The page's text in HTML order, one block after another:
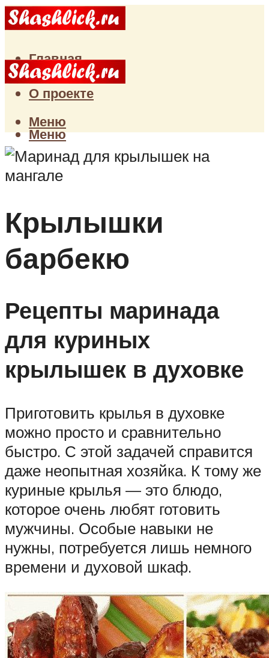
Главная
Статьи
О проекте
Меню
Меню
Крылышки
барбекю
Рецепты маринада
для куриных
крылышек в духовке
Приготовить крылья в духовке
можно просто и сравнительно
быстро. С этой задачей справится
даже неопытная хозяйка. К тому же
куриные крылья — это блюдо,
которое очень любят готовить
мужчины. Особые навыки не
нужны, потребуется лишь немного
времени и духовой шкаф.